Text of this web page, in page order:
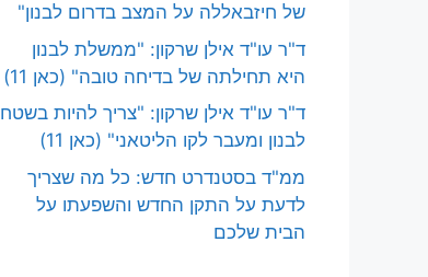
של חיזבאללה על המצב בדרום לבנון"
ד"ר עו"ד אילן שרקון: "ממשלת לבנון
היא תחילתה של בדיחה טובה" (כאן 11)
ד"ר עו"ד אילן שרקון: "צריך להיות בשטח
לבנון ומעבר לקו הליטאני" (כאן 11)
ממ"ד בסטנדרט חדש: כל מה שצריך
לדעת על התקן החדש והשפעתו על
הבית שלכם